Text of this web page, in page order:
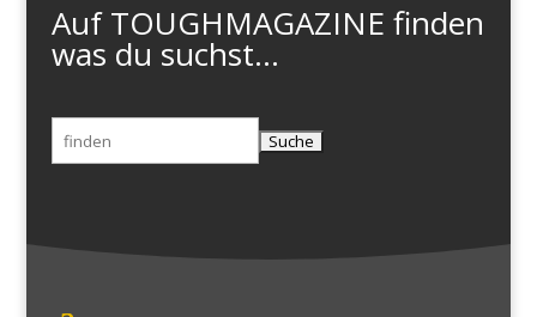
Auf TOUGHMAGAZINE finden
was du suchst...
Suchen
nach: